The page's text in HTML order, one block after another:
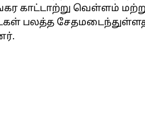
வெள்ளம் மற்றும்
பலத்த